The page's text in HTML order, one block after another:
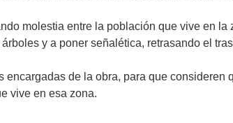
molestia entre la población que vive en
y a poner señalética, retrasando el
de la obra, para que
vive en esa zona.